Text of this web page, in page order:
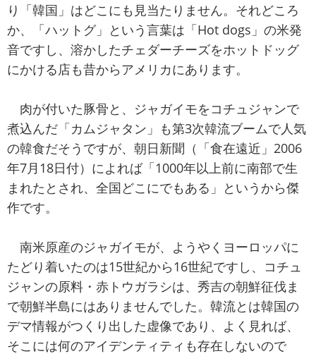
り「韓国」はどこにも見当たりません。それどころ
か、「ハットグ」という言葉は「Hot dogs」の米発
音ですし、溶かしたチェダーチーズをホットドッグ
にかける店も昔からアメリカにあります。
肉が付いた豚骨と、ジャガイモをコチュジャンで
煮込んだ「カムジャタン」も第3次韓流ブームで人気
の韓食だそうですが、朝日新聞（「食在遠近」2006
年7月18日付）によれば「1000年以上前に南部で生
まれたとされ、全国どこにでもある」というから傑
作です。
南米原産のジャガイモが、ようやくヨーロッパに
たどり着いたのは15世紀から16世紀ですし、コチュ
ジャンの原料・赤トウガラシは、秀吉の朝鮮征伐ま
で朝鮮半島にはありませんでした。韓流とは韓国の
デマ情報がつくり出した虚像であり、よく見れば、
そこには何のアイデンティティも存在しないので